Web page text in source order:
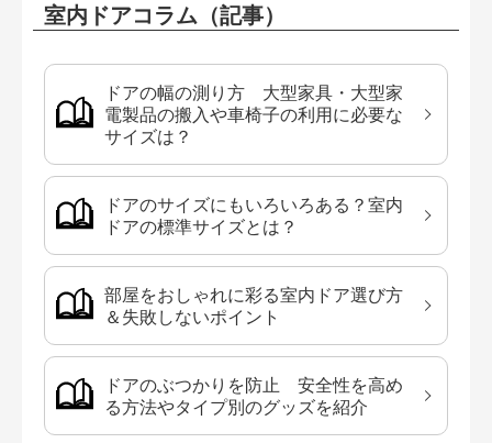
室内ドアコラム（記事）
ドアの幅の測り方 大型家具・大型家
電製品の搬入や車椅子の利用に必要な
サイズは？
ドアのサイズにもいろいろある？室内
ドアの標準サイズとは？
部屋をおしゃれに彩る室内ドア選び方
＆失敗しないポイント
ドアのぶつかりを防止 安全性を高め
る方法やタイプ別のグッズを紹介